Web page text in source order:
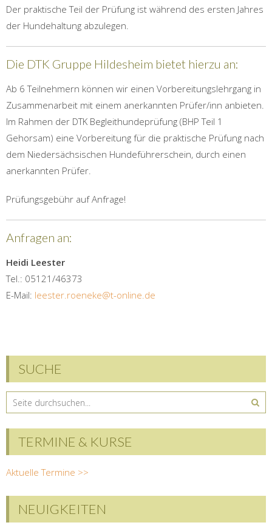
Der praktische Teil der Prüfung ist während des ersten Jahres
der Hundehaltung abzulegen.
Die DTK Gruppe Hildesheim bietet hierzu an:
Ab 6 Teilnehmern können wir einen Vorbereitungslehrgang in
Zusammenarbeit mit einem anerkannten Prüfer/inn anbieten.
Im Rahmen der DTK Begleithundeprüfung (BHP Teil 1
Gehorsam) eine Vorbereitung für die praktische Prüfung nach
dem Niedersächsischen Hundeführerschein, durch einen
anerkannten Prüfer.
Prüfungsgebühr auf Anfrage!
Anfragen an:
Heidi Leester
Tel.: 05121/46373
E-Mail: leester.roeneke@t­-online.de
SUCHE
TERMINE & KURSE
Aktuelle Termine >>
NEUIGKEITEN